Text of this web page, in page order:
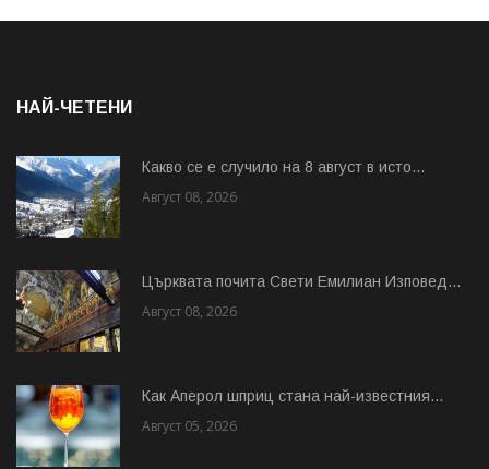
НАЙ-ЧЕТЕНИ
Какво се е случило на 8 август в исто...
Август 08, 2026
Църквата почита Свeти Емилиан Изповед...
Август 08, 2026
Как Аперол шприц стана най-известния...
Август 05, 2026